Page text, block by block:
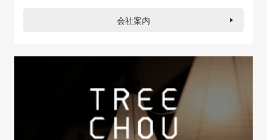
会社案内